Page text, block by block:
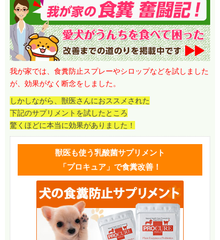
我が家では、食糞防止スプレーやシロップなどを試しました
が、効果がなく断念をしました。
しかしながら、獣医さんにおススメされた
下記のサプリメントを試したところ
驚くほどに本当に効果がありました！
獣医も使う乳酸菌サプリメント
「プロキュア」で食糞改善！